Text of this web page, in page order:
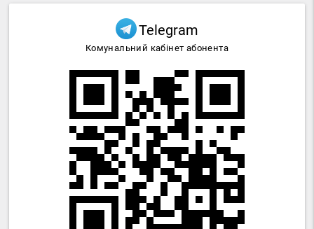
Telegram
Комунальний кабінет абонента